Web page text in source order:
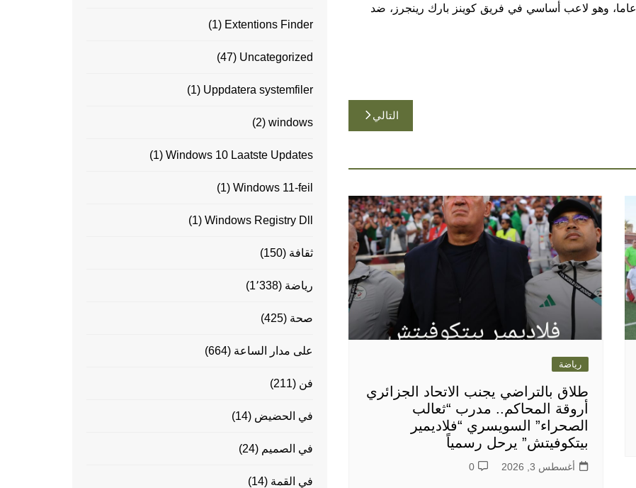
ومن المتوقع أن يستأنف الشاعر البالغ من العمر 26 عاما، وهو لاعب أساسي في فريق كوينز بارك رينجرز، ضد
التالي
رياضة
طلاق بالتراضي يجنب الاتحاد الجزائري
أروقة المحاكم.. مدرب “ثعالب
الصحراء” السويسري “فلاديمير
بيتكوفيتش” يرحل رسمياً
أغسطس 3, 2026 0
Extentions Finder
(1)
Uncategorized
(47)
Uppdatera systemfiler
(1)
windows
(2)
Windows 10 Laatste Updates
(1)
Windows 11-feil
(1)
Windows Registry Dll
(1)
ثقافة (150)
رياضة (1٬338)
صحة (425)
على مدار الساعة (664)
فن (211)
في الحضيض (14)
في الصميم (24)
في القمة (14)